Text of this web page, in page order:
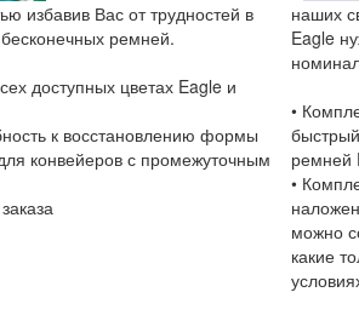
избавив Вас от трудностей в
ремней.
доступных цветах Eagle и
к восстановлению формы
конвейеров с промежуточным
наших
Eagle
•
ремней
•
можно
какие